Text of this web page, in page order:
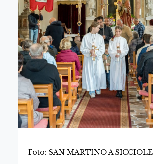
Foto: SAN MARTINO A SICCIOLE